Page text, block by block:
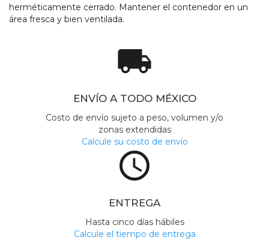
herméticamente cerrado. Mantener el contenedor en un
área fresca y bien ventilada.
local_shipping
ENVÍO A TODO MÉXICO
Costo de envío sujeto a peso, volumen y/o
zonas extendidas
Calcule su costo de envío
access_time
ENTREGA
Hasta cinco días hábiles
Calcule el tiempo de entrega